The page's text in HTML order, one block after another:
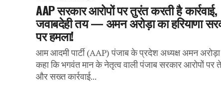
AAP सरकार आरोपों पर तुरंत करती है कार्रवाई,
जवाबदेही तय — अमन अरोड़ा का हरियाणा
पर हमला!
आम आदमी पार्टी (AAP) पंजाब के प्रदेश अध्यक्ष अमन
कहा कि भगवंत मान के नेतृत्व वाली पंजाब सरकार आरोपों पर
और सख्त कार्रवाई...